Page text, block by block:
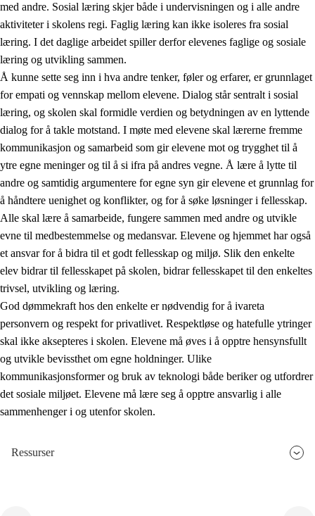
2. Prinsipper for læring, utvikling og danning
2.1 Sosial læring og utvikling
2.2 Kompetanse i fagene
2.3 Grunnleggende ferdigheter
2.4 Å lære å lære
Tverrfaglige temaer
med andre. Sosial læring skjer både i undervisningen og i alle andre
aktiviteter i skolens regi. Faglig læring kan ikke isoleres fra sosial
læring. I det daglige arbeidet spiller derfor elevenes faglige og sosiale
læring og utvikling sammen.
Å kunne sette seg inn i hva andre tenker, føler og erfarer, er grunnlaget
for empati og vennskap mellom elevene. Dialog står sentralt i sosial
læring, og skolen skal formidle verdien og betydningen av en lyttende
dialog for å takle motstand. I møte med elevene skal lærerne fremme
kommunikasjon og samarbeid som gir elevene mot og trygghet til å
ytre egne meninger og til å si ifra på andres vegne. Å lære å lytte til
andre og samtidig argumentere for egne syn gir elevene et grunnlag for
å håndtere uenighet og konflikter, og for å søke løsninger i fellesskap.
Alle skal lære å samarbeide, fungere sammen med andre og utvikle
evne til medbestemmelse og medansvar. Elevene og hjemmet har også
et ansvar for å bidra til et godt fellesskap og miljø. Slik den enkelte
elev bidrar til fellesskapet på skolen, bidrar fellesskapet til den enkeltes
trivsel, utvikling og læring.
God dømmekraft hos den enkelte er nødvendig for å ivareta
personvern og respekt for privatlivet. Respektløse og hatefulle ytringer
skal ikke aksepteres i skolen. Elevene må øves i å opptre hensynsfullt
og utvikle bevissthet om egne holdninger. Ulike
kommunikasjonsformer og bruk av teknologi både beriker og utfordrer
det sosiale miljøet. Elevene må lære seg å opptre ansvarlig i alle
sammenhenger i og utenfor skolen.
Ressurser